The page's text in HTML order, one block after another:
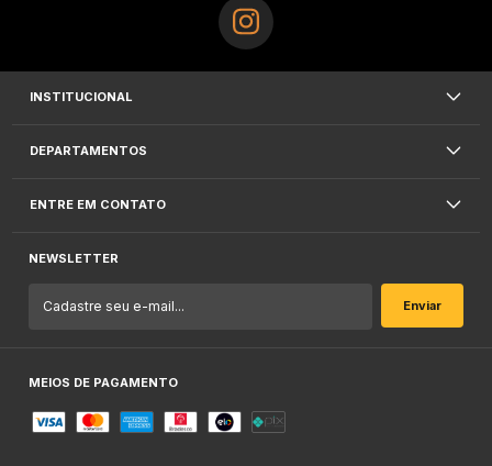
INSTITUCIONAL
DEPARTAMENTOS
ENTRE EM CONTATO
NEWSLETTER
MEIOS DE PAGAMENTO